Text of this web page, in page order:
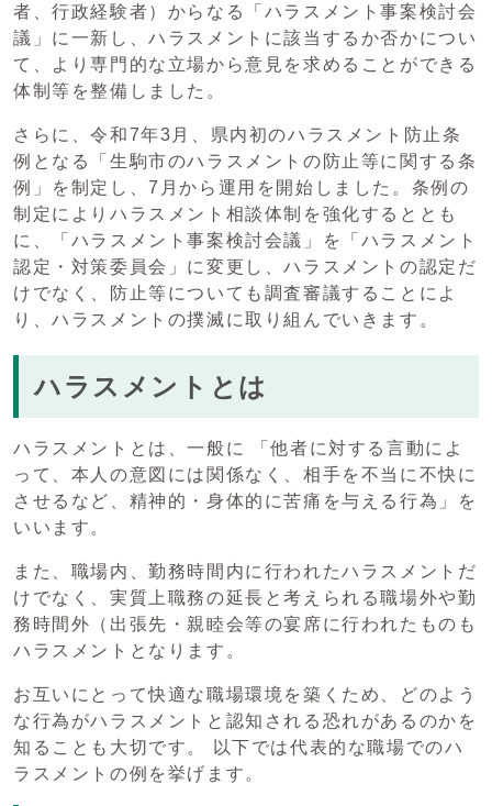
者、行政経験者）からなる「ハラスメント事案検討会
議」に一新し、ハラスメントに該当するか否かについ
て、より専門的な立場から意見を求めることができる
体制等を整備しました。
さらに、令和7年3月、県内初のハラスメント防止条
例となる「生駒市のハラスメントの防止等に関する条
例」を制定し、7月から運用を開始しました。条例の
制定によりハラスメント相談体制を強化するととも
に、「ハラスメント事案検討会議」を「ハラスメント
認定・対策委員会」に変更し、ハラスメントの認定だ
けでなく、防止等についても調査審議することによ
り、ハラスメントの撲滅に取り組んでいきます。
ハラスメントとは
ハラスメントとは、一般に 「他者に対する言動によ
って、本人の意図には関係なく、相手を不当に不快に
させるなど、精神的・身体的に苦痛を与える行為」を
いいます。
また、職場内、勤務時間内に行われたハラスメントだ
けでなく、実質上職務の延長と考えられる職場外や勤
務時間外（出張先・親睦会等の宴席に行われたものも
ハラスメントとなります。
お互いにとって快適な職場環境を築くため、どのよう
な行為がハラスメントと認知される恐れがあるのかを
知ることも大切です。 以下では代表的な職場でのハ
ラスメントの例を挙げます。